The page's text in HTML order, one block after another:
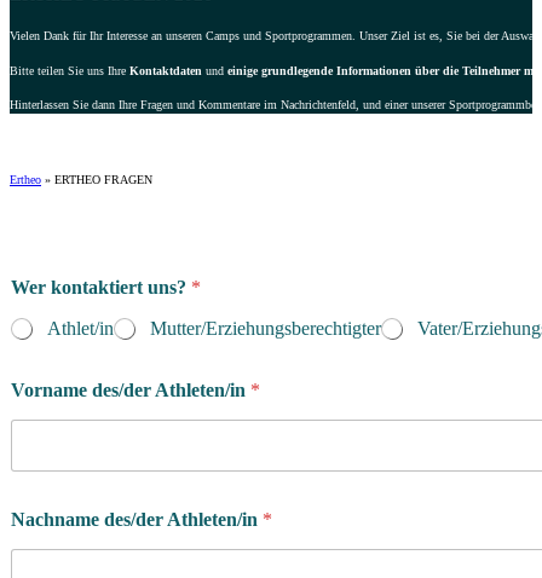
Vielen Dank für Ihr Interesse an unseren Camps und Sportprogrammen. Unser Ziel ist es, Sie bei der
Bitte teilen Sie uns Ihre Kontaktdaten und einige grundlegende Informationen über die Teilnehmer mit
Hinterlassen Sie dann Ihre Fragen und Kommentare im Nachrichtenfeld, und einer unserer
Ertheo » ERTHEO FRAGEN
e
c
e
/
e
r
Wer kontaktiert uns? *
Athlet/in
Mutter/Erziehungsberechtigter Vater/
Vorname des/der Athleten/in *
Nachname des/der Athleten/in *